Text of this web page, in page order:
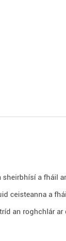
a fháil
ceisteanna a
an roghchlár